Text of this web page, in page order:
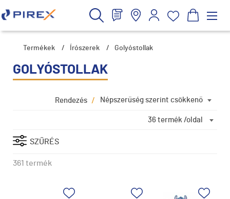
Termékek / Írószerek / Golyóstollak
GOLYÓSTOLLAK
Népszerűség szerint csökkenő
Rendezés /
36 termék /oldal
SZŰRÉS
361 termék